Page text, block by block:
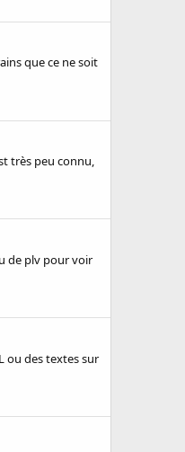
que ce ne soit
très peu connu,
de plv pour voir
ou des textes sur